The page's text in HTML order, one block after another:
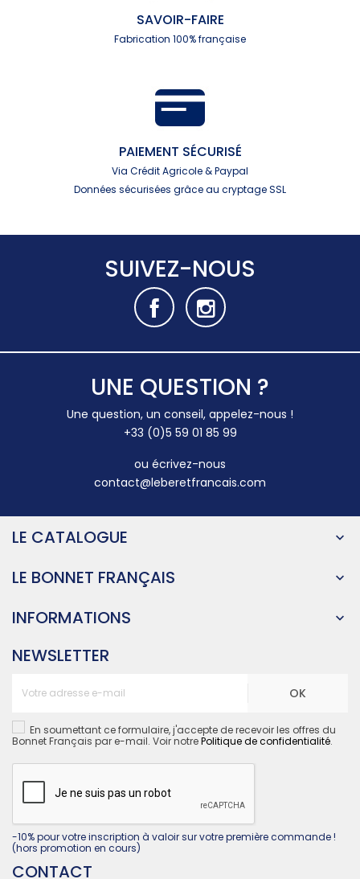
SAVOIR-FAIRE
Fabrication 100% française
PAIEMENT SÉCURISÉ
Via Crédit Agricole & Paypal
Données sécurisées grâce au cryptage SSL
SUIVEZ-NOUS
UNE QUESTION ?
Une question, un conseil, appelez-nous !
+33 (0)5 59 01 85 99
ou écrivez-nous
contact@leberetfrancais.com
LE CATALOGUE 
LE BONNET FRANÇAIS 
INFORMATIONS 
NEWSLETTER
OK
En soumettant ce formulaire, j'accepte de recevoir les offres du
Bonnet Français par e-mail. Voir notrePolitique de confidentialité.
-10% pour votre inscription à valoir sur votre première commande !
(hors promotion en cours)
CONTACT